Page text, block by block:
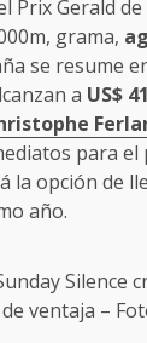
Prix Gerald
grama,
se resume
a US$
para
la opción de
año.
Silence
ventaja –